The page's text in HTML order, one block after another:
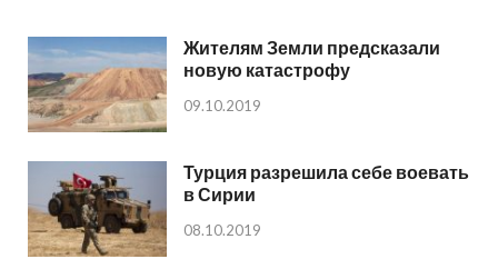
Жителям Земли предсказали
новую катастрофу
09.10.2019
Турция разрешила себе воевать
в Сирии
08.10.2019